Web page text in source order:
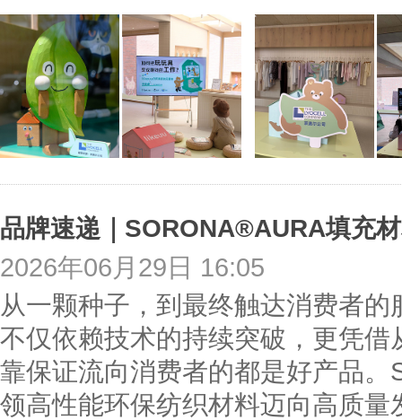
品牌速递｜SORONA®AURA填充
2026年06月29日 16:05
从一颗种子，到最终触达消费者
不仅依赖技术的持续突破，更凭
靠保证流向消费者的都是好产品
领高性能环保纺织材料迈向高质